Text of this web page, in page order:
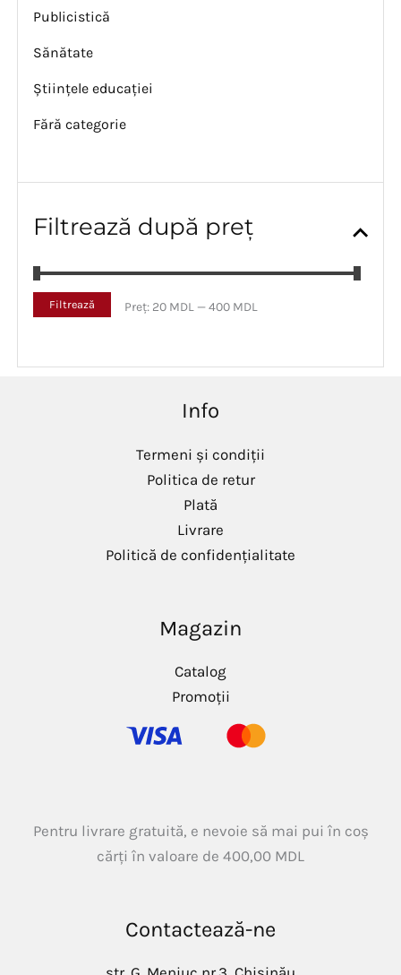
Publicistică
Sănătate
Științele educației
Fără categorie
Filtrează după preț
m
m
Filtrează Preț: 20 MDL —400 MDL
Info
Termeni și condiții
Politica de retur
Plată
Livrare
Politică de confidențialitate
Magazin
Catalog
Promoții
Pentru livrare gratuită, e nevoie să mai pui în coș
cărți în valoare de 400,00 MDL
Contactează-ne